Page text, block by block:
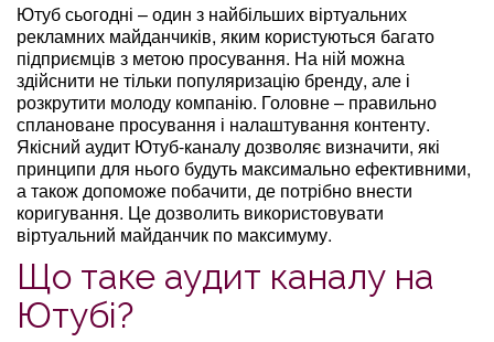
Ютуб сьогодні – один з найбільших віртуальних
рекламних майданчиків, яким користуються багато
підприємців з метою просування. На ній можна
здійснити не тільки популяризацію бренду, але і
розкрутити молоду компанію. Головне – правильно
сплановане просування і налаштування контенту.
Якісний аудит Ютуб-каналу дозволяє визначити, які
принципи для нього будуть максимально ефективними,
а також допоможе побачити, де потрібно внести
коригування. Це дозволить використовувати
віртуальний майданчик по максимуму.
Що таке аудит каналу на
Ютубі?